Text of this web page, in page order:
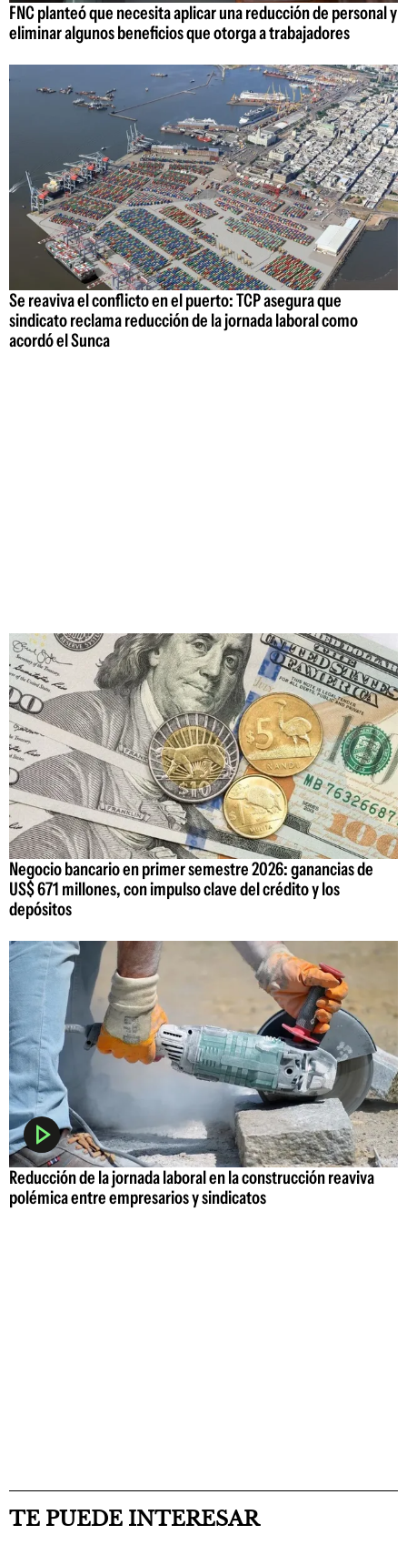
FNC planteó que necesita aplicar una reducción de personal y
eliminar algunos beneficios que otorga a trabajadores
Se reaviva el conflicto en el puerto: TCP asegura que
sindicato reclama reducción de la jornada laboral como
acordó el Sunca
Negocio bancario en primer semestre 2026: ganancias de
US$ 671 millones, con impulso clave del crédito y los
depósitos
Reducción de la jornada laboral en la construcción reaviva
polémica entre empresarios y sindicatos
TE PUEDE INTERESAR